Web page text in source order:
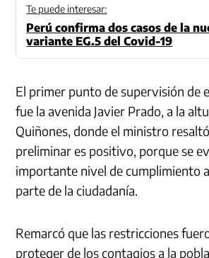
Te puede interesar:
Perú confirma dos casos de la
variante EG.5 del Covid-19
El primer punto de supervisión de
fue la avenida Javier Prado, a la
Quiñones, donde el ministro
preliminar es positivo, porque se
importante nivel de cumplimiento
parte de la ciudadanía.
Remarcó que las restricciones
proteger de los contagios a la